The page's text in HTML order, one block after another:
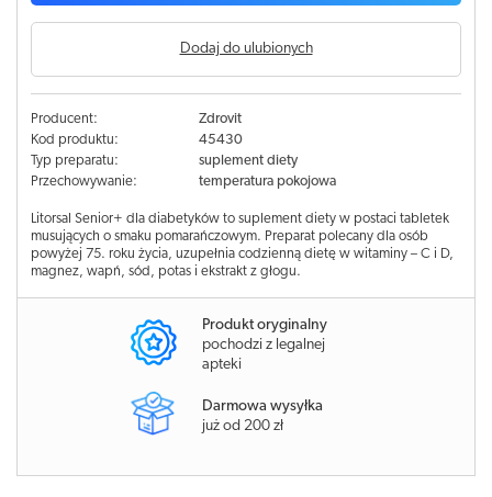
Dodaj do ulubionych
Producent:
Zdrovit
Kod produktu:
45430
Typ preparatu:
suplement diety
Przechowywanie:
temperatura pokojowa
Litorsal Senior+ dla diabetyków to suplement diety w postaci tabletek
musujących o smaku pomarańczowym. Preparat polecany dla osób
powyżej 75. roku życia, uzupełnia codzienną dietę w witaminy – C i D,
magnez, wapń, sód, potas i ekstrakt z głogu.
Produkt oryginalny
pochodzi z legalnej
apteki
Darmowa wysyłka
już od 200 zł